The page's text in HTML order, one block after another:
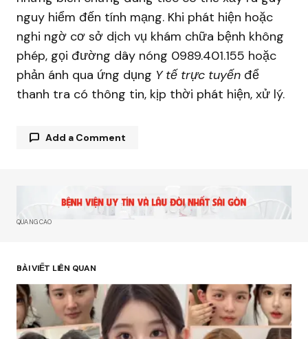
nguy hiểm đến tính mạng. Khi phát hiện hoặc
nghi ngờ cơ sở dịch vụ khám chữa bệnh không
phép, gọi đường dây nóng 0989.401.155 hoặc
phản ánh qua ứng dụng Y tế trực tuyến để
thanh tra có thông tin, kịp thời phát hiện, xử lý.
Add a Comment
Email của bạn sẽ không được hiển thị công khai.
Các trường bắt buộc được đánh dấu *
Your Name*
QUẢNG CÁO
BÀI VIẾT LIÊN QUAN